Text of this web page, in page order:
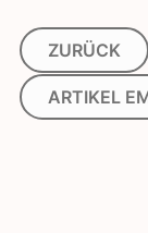
ZURÜCK
ARTIKEL